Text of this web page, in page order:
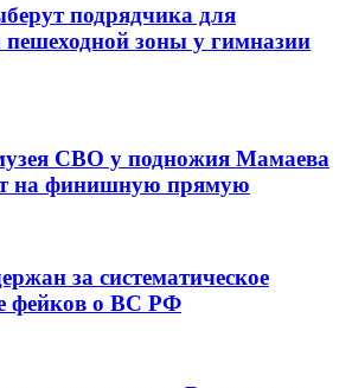
подрядчика для
пешеходной зоны у гимназии
СВО у подножия Мамаева
на финишную прямую
за систематическое
фейков о ВС РФ